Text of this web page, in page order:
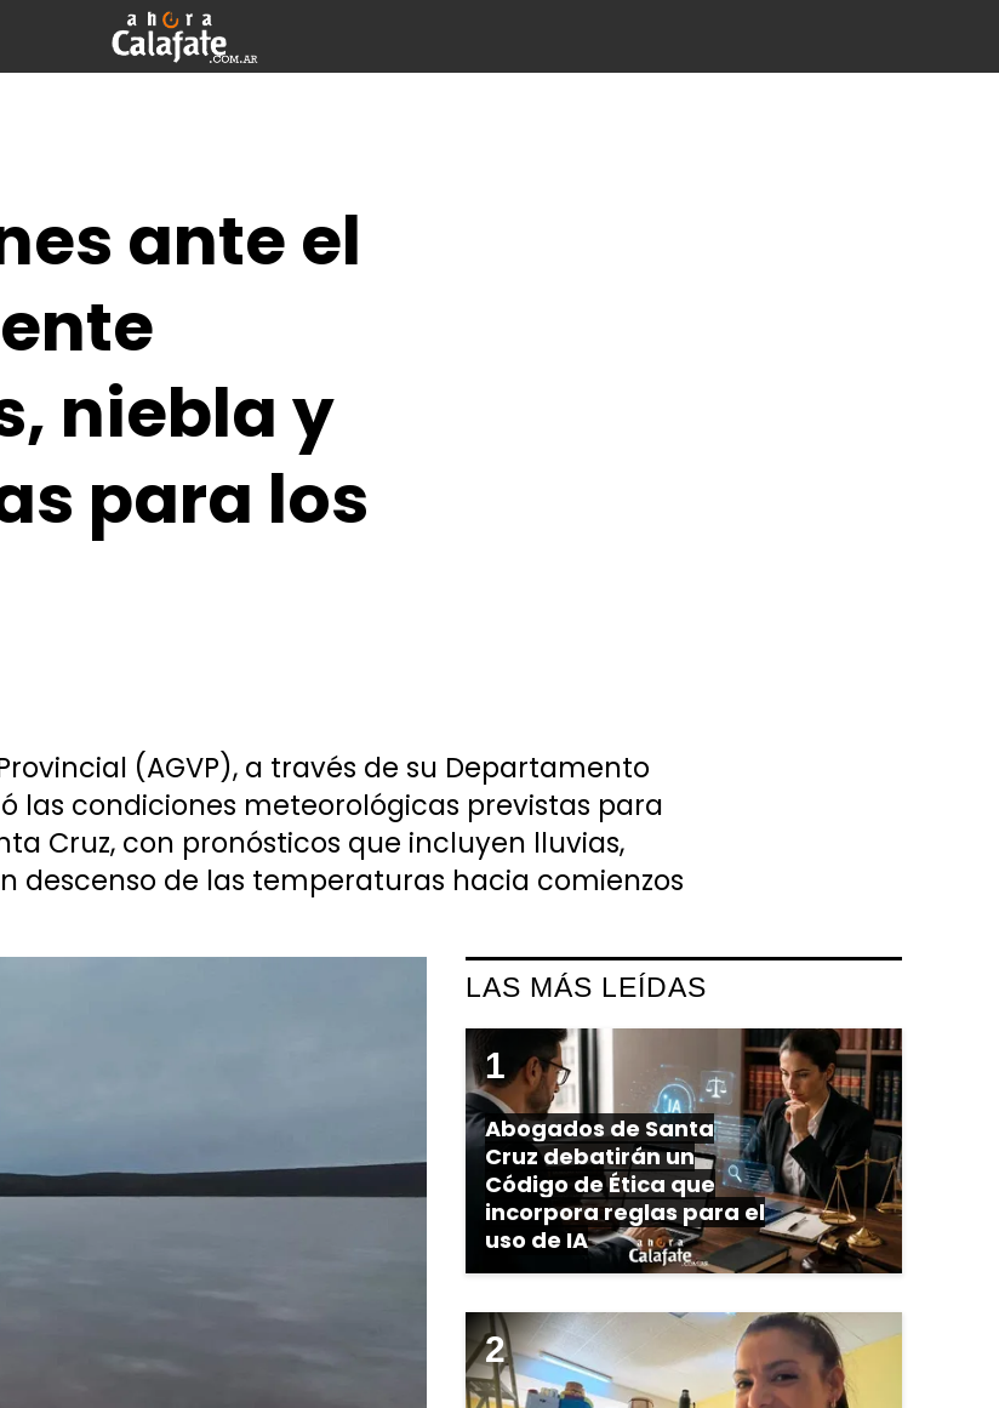
ante el
niebla y
para los
(AGVP), a través de su Departamento
las condiciones meteorológicas previstas para
Cruz, con pronósticos que incluyen lluvias,
descenso de las temperaturas hacia comienzos
LAS MÁS LEÍDAS
Abogados de Santa
Cruz debatirán un
Código de Ética que
incorpora reglas para el
uso de IA